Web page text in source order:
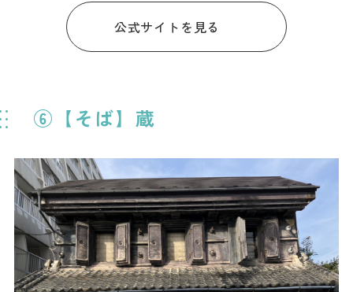
公式サイトを見る
⑥【そば】蔵